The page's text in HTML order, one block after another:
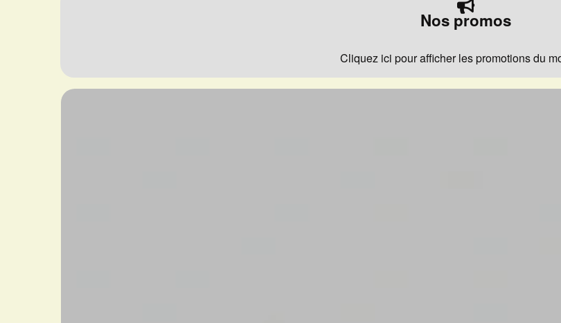
Nos promos
Cliquez ici pour afficher les promotions du